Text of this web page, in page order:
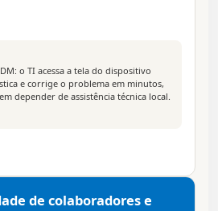
o TI acessa a tela do dispositivo
e corrige o problema em minutos,
depender de assistência técnica local.
de colaboradores e